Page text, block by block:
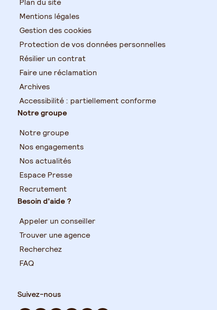
Plan du site
Mentions légales
Gestion des cookies
Protection de vos données personnelles
Résilier un contrat
Faire une réclamation
Archives
Accessibilité : partiellement conforme
Notre groupe
Notre groupe
Nos engagements
Nos actualités
Espace Presse
Recrutement
Besoin d'aide ?
Appeler un conseiller
Trouver une agence
Recherchez
FAQ
Suivez-nous